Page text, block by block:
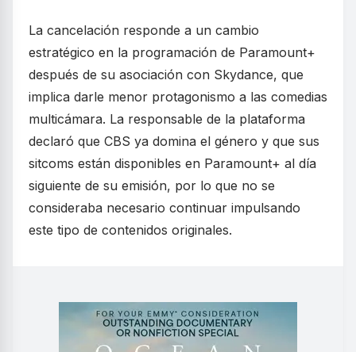
La cancelación responde a un cambio
estratégico en la programación de Paramount+
después de su asociación con Skydance, que
implica darle menor protagonismo a las comedias
multicámara. La responsable de la plataforma
declaró que CBS ya domina el género y que sus
sitcoms están disponibles en Paramount+ al día
siguiente de su emisión, por lo que no se
consideraba necesario continuar impulsando
este tipo de contenidos originales.